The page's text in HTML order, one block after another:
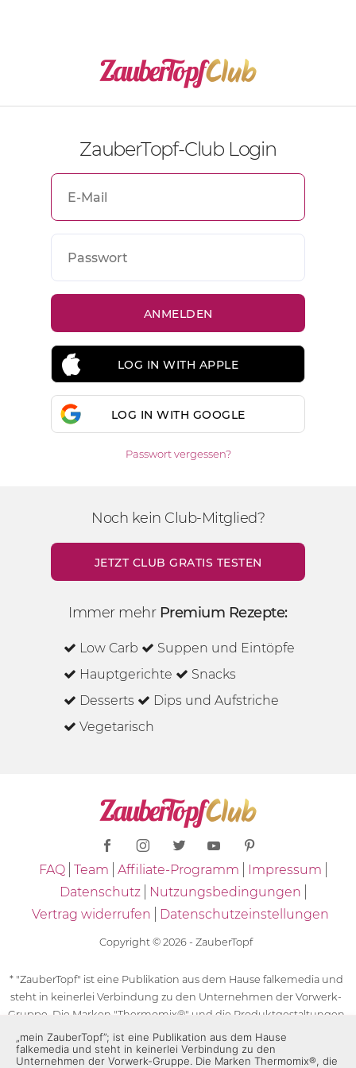
ZauberTopf-Club Login
LOG IN WITH APPLE
LOG IN WITH GOOGLE
Passwort vergessen?
Noch kein Club-Mitglied?
JETZT CLUB GRATIS TESTEN
Immer mehr Premium Rezepte:
Low Carb
Suppen und Eintöpfe
Hauptgerichte
Snacks
Desserts
Dips und Aufstriche
Vegetarisch
FAQ Team Affiliate-Programm
Impressum
Datenschutz
Nutzungsbedingungen
Vertrag widerrufen
Datenschutzeinstellungen
Copyright © 2026 - ZauberTopf
* "ZauberTopf" ist eine Publikation aus dem Hause falkemedia und
steht in keinerlei Verbindung zu den Unternehmen der Vorwerk-
Gruppe. Die Marken "Thermomix®" und die Produktgestaltungen
des "Thermomix®" sind eingetragene Marken der Unternehmen
der Vorwerk-Gruppe. Die Marken Thermomix®, die Zeichen TM5®,
„mein ZauberTopf”; ist eine Publikation aus dem Hause
falkemedia und steht in keinerlei Verbindung zu den
Unternehmen der Vorwerk-Gruppe. Die Marken Thermomix®, die